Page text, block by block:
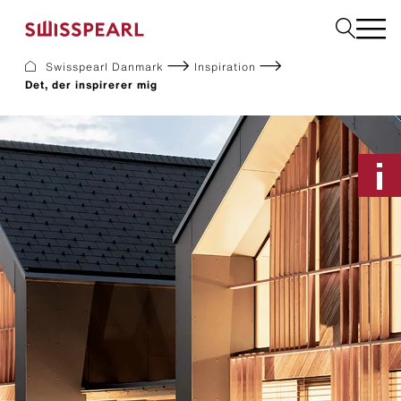
Om os
Services
Inspiration
Bestil en produktprøve
Bæredygtighed
Facade
Tag
Byggeplader
Interiør
Solar
Downloads
Swisspearl Danmark
Inspiration
Det, der inspirerer mig